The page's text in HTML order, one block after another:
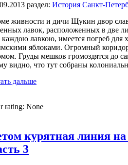
раздел: История Санкт-
живности и дичи Щукин двор
лавок, расположенных в две
каждою лавкою, имеется погреб для
яблоками. Огромный
Груды мешков громоздятся до
видно, что тут собраны
дальше
rating: None
курятная линия
3